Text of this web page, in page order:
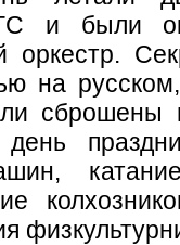
и были
оркестр.
на
сброшены